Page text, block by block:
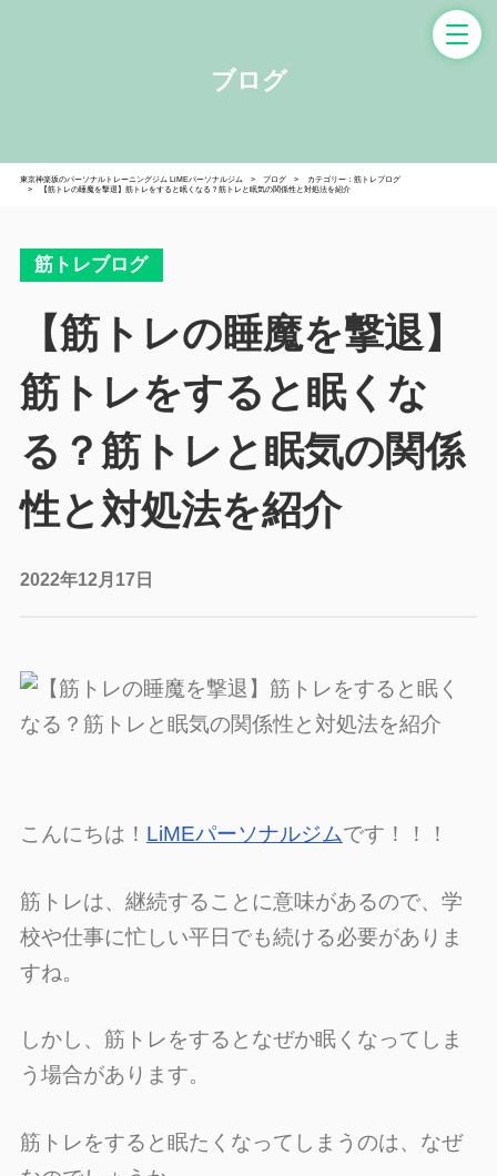
ブログ
東京神楽坂のパーソナルトレーニングジム LiMEパーソナルジム ブログ
カテゴリー：筋トレブログ
【筋トレの睡魔を撃退】筋トレをすると眠くなる？筋トレと眠気の関係性と対処法を紹介
筋トレブログ
【筋トレの睡魔を撃退】
筋トレをすると眠くな
る？筋トレと眠気の関係
性と対処法を紹介
2022年12月17日
こんにちは！ LiMEパーソナルジムです！！！
筋トレは、継続することに意味があるので、学
校や仕事に忙しい平日でも続ける必要がありま
すね。
しかし、筋トレをするとなぜか眠くなってしま
う場合があります。
筋トレをすると眠たくなってしまうのは、なぜ